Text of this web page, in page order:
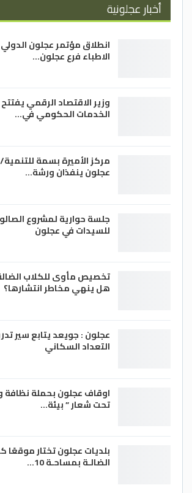
أخبار عجلونية
انطلاق مؤتمر عجلون الدولي
الاطباء فرع عجلون…
وزير الاقتصاد الرقمي
الخدمات الحكومي في…
مركز الأميرة بسمة
عجلون ينفذان ورشة…
جلسة حوارية لمشروع
للسيدات في عجلون
تخصيص مأوى للكلاب
هل ينهي مخاطر انتشارها؟
عجلون : جويعد يتابع سير
التعداد السكاني
اوقاف عجلون بحملة نظافة
تحت شعار ” بيئة…
بلديات عجلون تختار موقعًا
الضالـة بمساحـة 10…